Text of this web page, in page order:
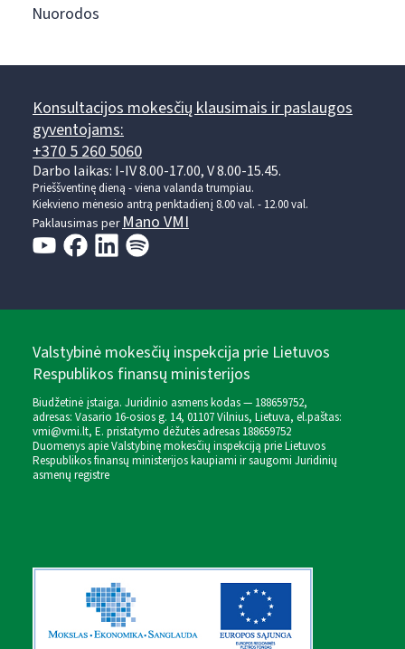
Nuorodos
Konsultacijos mokesčių klausimais ir paslaugos
gyventojams:
+370 5 260 5060
Darbo laikas: I-IV 8.00-17.00, V 8.00-15.45.
Prieššventinę dieną - viena valanda trumpiau.
Kiekvieno mėnesio antrą penktadienį 8.00 val. - 12.00 val.
Paklausimas perMano VMI
Valstybinė mokesčių inspekcija prie Lietuvos
Respublikos finansų ministerijos
Biudžetinė įstaiga. Juridinio asmens kodas — 188659752,
adresas: Vasario 16-osios g. 14, 01107 Vilnius, Lietuva, el.paštas:
vmi@vmi.lt, E. pristatymo dėžutės adresas 188659752
Duomenys apie Valstybinę mokesčių inspekciją prie Lietuvos
Respublikos finansų ministerijos kaupiami ir saugomi Juridinių
asmenų registre